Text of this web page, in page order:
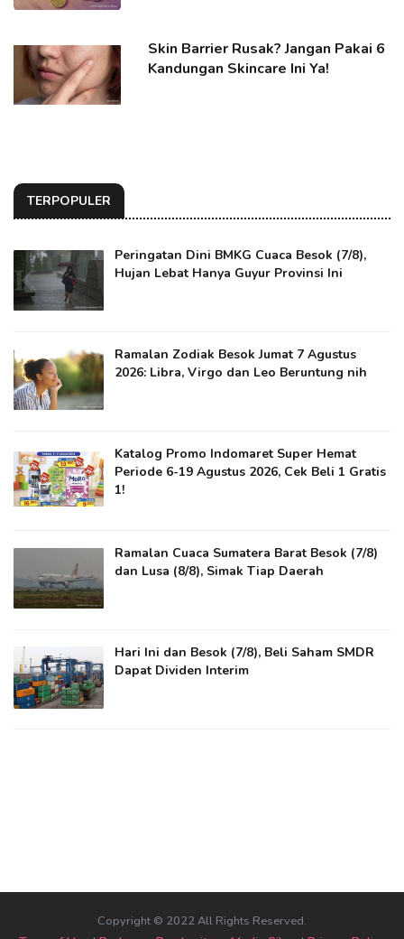
Skin Barrier Rusak? Jangan Pakai 6
Kandungan Skincare Ini Ya!
TERPOPULER
Peringatan Dini BMKG Cuaca Besok (7/8),
Hujan Lebat Hanya Guyur Provinsi Ini
Ramalan Zodiak Besok Jumat 7 Agustus
2026: Libra, Virgo dan Leo Beruntung nih
Katalog Promo Indomaret Super Hemat
Periode 6-19 Agustus 2026, Cek Beli 1 Gratis
1!
Ramalan Cuaca Sumatera Barat Besok (7/8)
dan Lusa (8/8), Simak Tiap Daerah
Hari Ini dan Besok (7/8), Beli Saham SMDR
Dapat Dividen Interim
Copyright © 2022 All Rights Reserved.